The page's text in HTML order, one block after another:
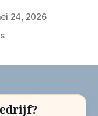
24, 2026
op
Telefoonnummer
en